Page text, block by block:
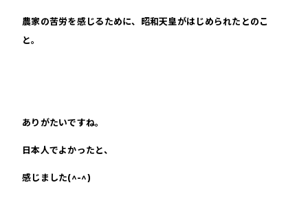
農家の苦労を感じるために、昭和天皇がはじめられたとのこ
と。
ありがたいですね。
日本人でよかったと、
感じました(^-^)